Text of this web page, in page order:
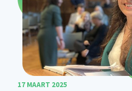
17 MAART 2025